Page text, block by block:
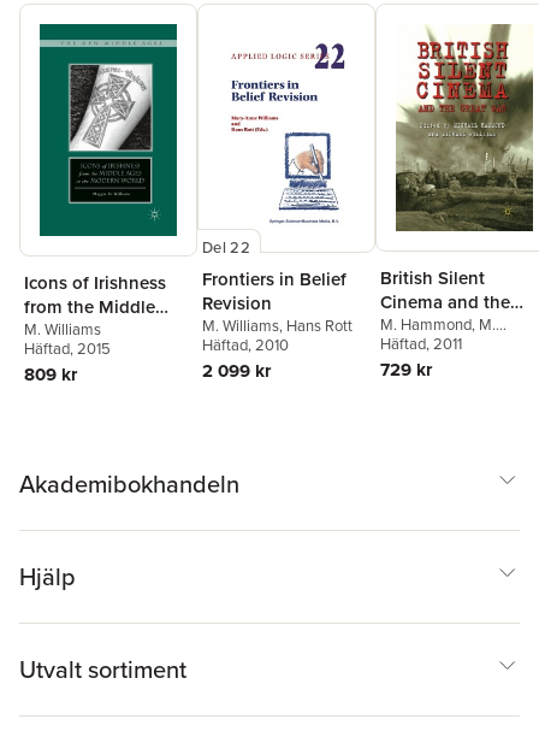
Icons of Irishness
from the Middle
Ages to the Modern
World
M. Williams
Häftad, 2015
809 kr
Del 22
Frontiers in Belief
Revision
M. Williams, Hans Rott
Häftad, 2010
2 099 kr
British Silent
Cinema and the
Great War
M. Hammond, M.
Williams
Häftad, 2011
729 kr
Akademibokhandeln
Hjälp
Utvalt sortiment